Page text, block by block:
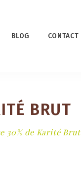
BLOG CONTACT
BRUT
30% de Karité Brut